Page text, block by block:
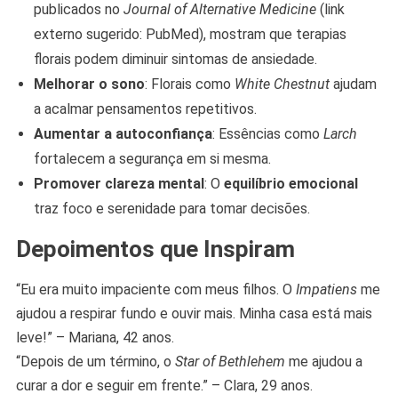
publicados no Journal of Alternative Medicine(link
externo sugerido: PubMed), mostram que terapias
florais podem diminuir sintomas de ansiedade.
Melhorar o sono: Florais como White Chestnutajudam
a acalmar pensamentos repetitivos.
Aumentar a autoconfiança: Essências como Larch
fortalecem a segurança em si mesma.
Promover clareza mental : O equilíbrio emocional
traz foco e serenidade para tomar decisões.
Depoimentos que Inspiram
“Eu era muito impaciente com meus filhos. O Impatiensme
ajudou a respirar fundo e ouvir mais. Minha casa está mais
leve!” – Mariana, 42 anos.
“Depois de um término, o Star of Bethlehem me ajudou a
curar a dor e seguir em frente.” – Clara, 29 anos.